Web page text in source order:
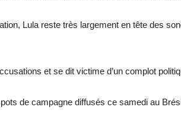
Lula reste très largement en tête des
et se dit victime d’un complot
de campagne diffusés ce samedi au